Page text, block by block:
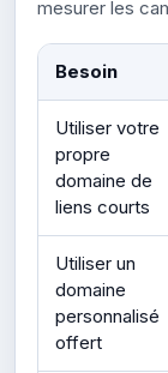
mesurer les
Besoin
Utiliser votre
propre
domaine de
liens courts
Utiliser un
domaine
personnalisé
offert